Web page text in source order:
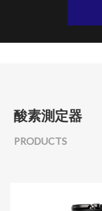
酸素測定器
PRODUCTS